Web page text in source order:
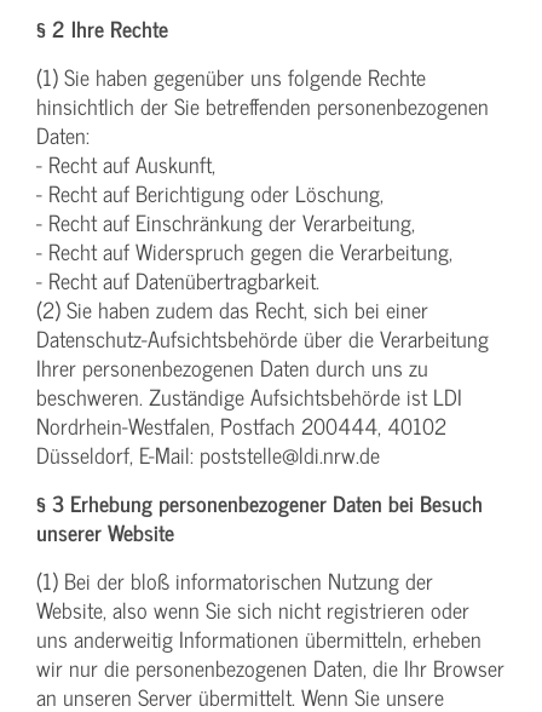
§ 2 Ihre Rechte
(1) Sie haben gegenüber uns folgende Rechte
hinsichtlich der Sie betreffenden personenbezogenen
Daten:
- Recht auf Auskunft,
- Recht auf Berichtigung oder Löschung,
- Recht auf Einschränkung der Verarbeitung,
- Recht auf Widerspruch gegen die Verarbeitung,
- Recht auf Datenübertragbarkeit.
(2) Sie haben zudem das Recht, sich bei einer
Datenschutz-Aufsichtsbehörde über die Verarbeitung
Ihrer personenbezogenen Daten durch uns zu
beschweren. Zuständige Aufsichtsbehörde ist LDI
Nordrhein-Westfalen, Postfach 200444, 40102
Düsseldorf, E-Mail: poststelle@ldi.nrw.de
§ 3 Erhebung personenbezogener Daten bei Besuch
unserer Website
(1) Bei der bloß informatorischen Nutzung der
Website, also wenn Sie sich nicht registrieren oder
uns anderweitig Informationen übermitteln, erheben
wir nur die personenbezogenen Daten, die Ihr Browser
an unseren Server übermittelt. Wenn Sie unsere